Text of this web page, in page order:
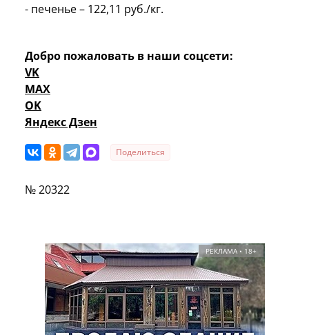
- печенье – 122,11 руб./кг.
Добро пожаловать в наши соцсети:
VK
MAX
OK
Яндекс Дзен
Поделиться
№ 20322
РЕКЛАМА • 18+